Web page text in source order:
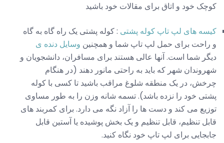
کوچک خود و اتاق برای مقالات خود باشید
کیسه های لپ تاپ کوله پشتی : کوله پشتی یک راه گاه به گاه
و راحت برای حمل لپ تاپ شما و همچنین وسایل دنده ی
دیگر شما است. آنها عالی هستند برای مسافران، دانشجویان و
شهروندان شهر که باید به راحتی مانور دهند (در هنگام
چرخش، در یک منطقه شلوغ مراقب باشید تا کسی با کوله
پشتی خود را نزده باشد). تسمه شانه وزن را به طور مساوی
توزیع می کند و دست ها را آزاد نگه می دارد. برای کمربند های
قابل تنظیم، قابل تنظیم و یک بخش پوشیده یا آستین قابل
جابجایی برای لپ تاپ خود نگاه کنید.